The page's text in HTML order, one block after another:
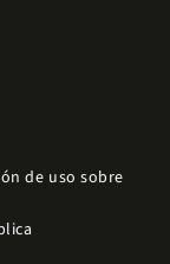
de uso sobre